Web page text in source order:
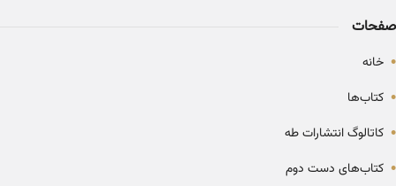
صفحات
• خانه
• کتاب‌ها
• کاتالوگ انتشارات طه
• کتاب‌های دست دوم